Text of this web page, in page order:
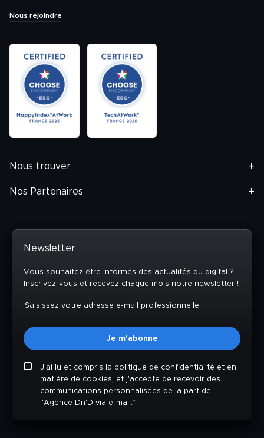
Nous rejoindre
Nous trouver
Nos Partenaires
Newsletter
Vous souhaitez être informés des actualités du digital ?
Inscrivez-vous et recevez chaque mois notre newsletter !
J'ai lu et compris la politique de confidentialité et en
matière de cookies, et j'accepte de recevoir des
communications personnalisées de la part de
l'Agence Dn'D via e-mail.*